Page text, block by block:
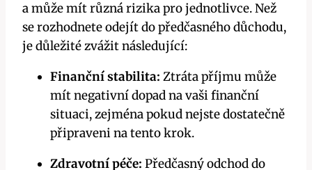
a může mít různá rizika pro jednotlivce. Než
se rozhodnete odejít do předčasného důchodu,
je důležité zvážit následující:
Finanční stabilita: Ztráta příjmu může
mít negativní dopad na vaši finanční
situaci, zejména pokud nejste dostatečně
připraveni na tento krok.
Zdravotní péče: Předčasný odchod do